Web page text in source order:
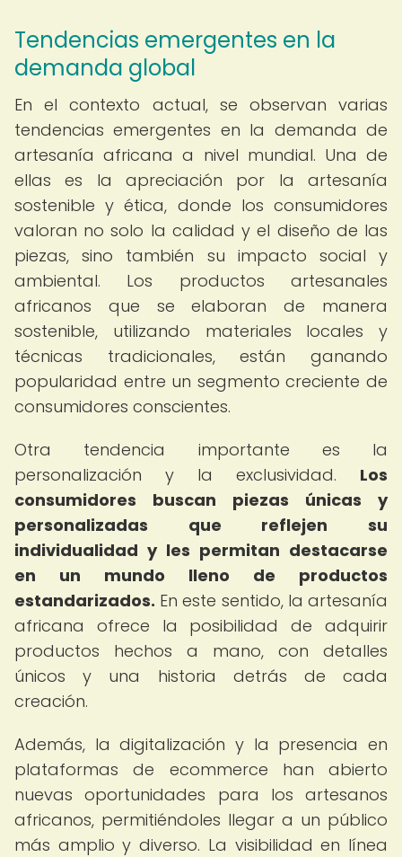
Tendencias emergentes en la
demanda global
En el contexto actual, se observan varias
tendencias emergentes en la demanda de
artesanía africana a nivel mundial. Una de
ellas es la apreciación por la artesanía
sostenible y ética, donde los consumidores
valoran no solo la calidad y el diseño de las
piezas, sino también su impacto social y
ambiental. Los productos artesanales
africanos que se elaboran de manera
sostenible, utilizando materiales locales y
técnicas tradicionales, están ganando
popularidad entre un segmento creciente de
consumidores conscientes.
Otra tendencia importante es la
personalización y la exclusividad. Los
consumidores buscan piezas únicas y
personalizadas que reflejen su
individualidad y les permitan destacarse
en un mundo lleno de productos
estandarizados. En este sentido, la artesanía
africana ofrece la posibilidad de adquirir
productos hechos a mano, con detalles
únicos y una historia detrás de cada
creación.
Además, la digitalización y la presencia en
plataformas de ecommerce han abierto
nuevas oportunidades para los artesanos
africanos, permitiéndoles llegar a un público
más amplio y diverso. La visibilidad en línea